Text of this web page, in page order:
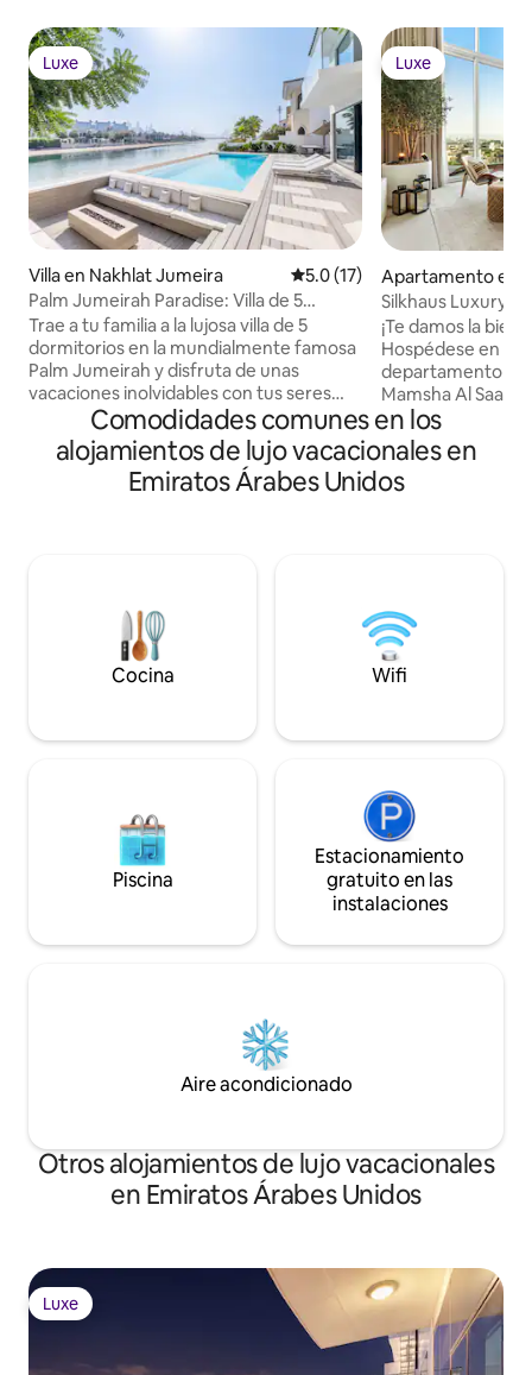
Luxe
Luxe
Villa en Nakhlat Jumeira Calificación promedio: 5.0 de
5.0 (17)
Palm Jumeirah Paradise: Villa de 5
dormitorios | Piscina infinita
Trae a tu familia a la lujosa villa de 5
dormitorios en la mundialmente famosa
Palm Jumeirah y disfruta de unas
vacaciones inolvidables con tus seres
queridos. Explora las atracciones y
lugares de interés cercanos desde esta
ubicación privilegiada. Una vez que
hayas terminado de hacer turismo,
interiores completas + 1 al aire libre ✔
Piscina infinita. Acceso a✔ la playa. Wifi
✔ de alta velocidad ✔ Estacionamiento
Luxe
Luxe
Apartamento en
at
Silkhaus Luxury
Saadiyat con vista
¡Te damos la
Hospédese en
departamento de
Mamsha Al
directo al paseo
cuenta con una
colchón de
hogar inteligente,
gimnasio e
tienen acceso a
Mamsha, al
de interés
Comodidades comunes en los
alojamientos de lujo vacacionales en
Emiratos Árabes Unidos
Cocina Wifi
Piscina
Estacionamiento
gratuito en las
instalaciones
Aire acondicionado
Otros alojamientos de lujo vacacionales
en Emiratos Árabes Unidos
Luxe
Luxe